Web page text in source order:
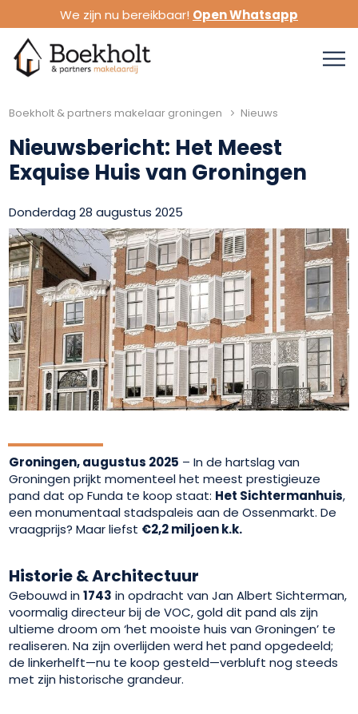
We zijn nu bereikbaar! Open Whatsapp
Boekholt & partners makelaar groningen Nieuws
Nieuwsbericht: Het Meest
Exquise Huis van Groningen
Donderdag 28 augustus 2025
Groningen, augustus 2025 – In de hartslag van
Groningen prijkt momenteel het meest prestigieuze
pand dat op Funda te koop staat: Het Sichtermanhuis,
een monumentaal stadspaleis aan de Ossenmarkt. De
vraagprijs? Maar liefst €2,2 miljoen k.k.
Historie & Architectuur
Gebouwd in1743 in opdracht van Jan Albert Sichterman,
voormalig directeur bij de VOC, gold dit pand als zijn
ultieme droom om ‘het mooiste huis van Groningen’ te
realiseren. Na zijn overlijden werd het pand opgedeeld;
de linkerhelft—nu te koop gesteld—verbluft nog steeds
met zijn historische grandeur.